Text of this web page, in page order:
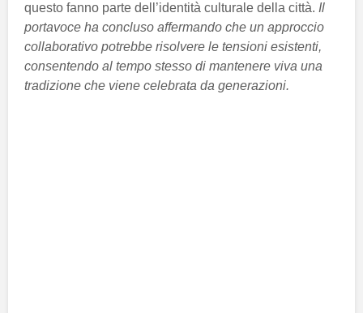
questo fanno parte dell’identità culturale della città. Il
portavoce ha concluso affermando che un approccio
collaborativo potrebbe risolvere le tensioni esistenti,
consentendo al tempo stesso di mantenere viva una
tradizione che viene celebrata da generazioni.